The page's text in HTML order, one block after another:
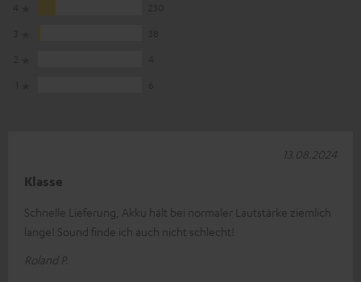
Klasse
Schnelle Lieferung, Akku hält bei normaler Lautstärke ziemlich
lange! Sound finde ich auch nicht schlecht!
Roland P.
13.08.2024